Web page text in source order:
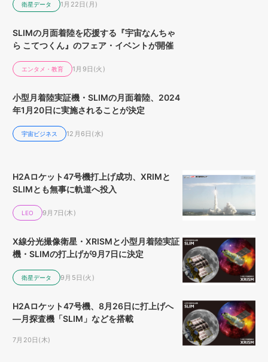
衛星データ 1月22日(月)
SLIMの月面着陸を応援する『宇宙なんちゃ
ら こてつくん』のフェア・イベントが開催
エンタメ・教育 1月9日(火)
小型月着陸実証機・SLIMの月面着陸、2024
年1月20日に実施されることが決定
宇宙ビジネス 12月6日(水)
H2Aロケット47号機打上げ成功、XRIMと
SLIMとも無事に軌道へ投入
LEO 9月7日(木)
X線分光撮像衛星・XRISMと小型月着陸実証
機・SLIMの打上げが9月7日に決定
衛星データ 9月5日(火)
H2Aロケット47号機、8月26日に打上げへ
―月探査機「SLIM」などを搭載
7月20日(木)